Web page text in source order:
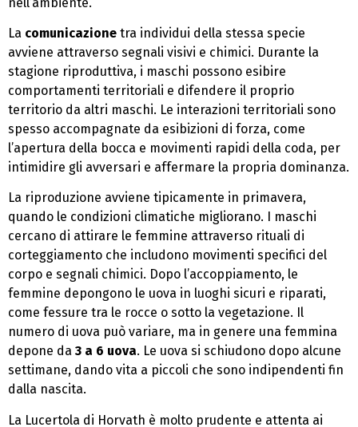
La comunicazione tra individui della stessa specie
avviene attraverso segnali visivi e chimici. Durante la
stagione riproduttiva, i maschi possono esibire
comportamenti territoriali e difendere il proprio
territorio da altri maschi. Le interazioni territoriali sono
spesso accompagnate da esibizioni di forza, come
l’apertura della bocca e movimenti rapidi della coda, per
intimidire gli avversari e affermare la propria dominanza.
La riproduzione avviene tipicamente in primavera,
quando le condizioni climatiche migliorano. I maschi
cercano di attirare le femmine attraverso rituali di
corteggiamento che includono movimenti specifici del
corpo e segnali chimici. Dopo l’accoppiamento, le
femmine depongono le uova in luoghi sicuri e riparati,
come fessure tra le rocce o sotto la vegetazione. Il
numero di uova può variare, ma in genere una femmina
depone da 3 a 6 uova. Le uova si schiudono dopo alcune
settimane, dando vita a piccoli che sono indipendenti fin
dalla nascita.
La Lucertola di Horvath è molto prudente e attenta ai